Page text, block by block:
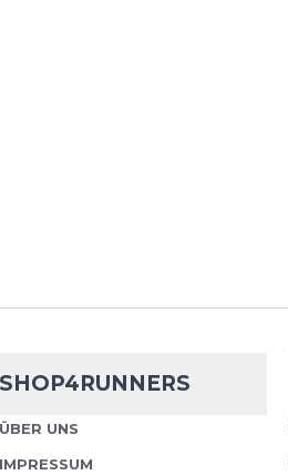
SHOP4RUNNERS
ÜBER UNS
IMPRESSUM